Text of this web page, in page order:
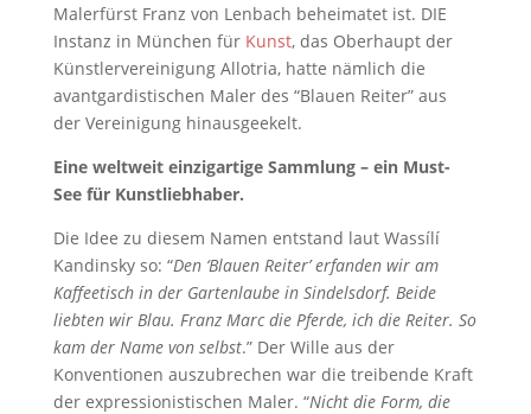
Malerfürst Franz von Lenbach beheimatet ist. DIE
Instanz in München für Kunst, das Oberhaupt der
Künstlervereinigung Allotria, hatte nämlich die
avantgardistischen Maler des “Blauen Reiter” aus
der Vereinigung hinausgeekelt.
Eine weltweit einzigartige Sammlung – ein Must-
See für Kunstliebhaber.
Die Idee zu diesem Namen entstand laut Wassílí
Kandinsky so: “Den ‘Blauen Reiter’ erfanden wir am
Kaffeetisch in der Gartenlaube in Sindelsdorf. Beide
liebten wir Blau. Franz Marc die Pferde, ich die Reiter. So
kam der Name von selbst.” Der Wille aus der
Konventionen auszubrechen war die treibende Kraft
der expressionistischen Maler. “Nicht die Form, die